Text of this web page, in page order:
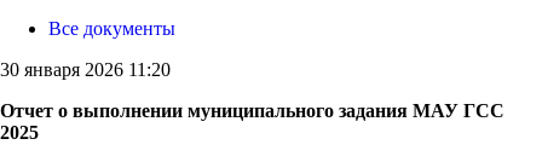
Все документы
30 января 2026 11:20
Отчет о выполнении муниципального задания МАУ ГСС
2025